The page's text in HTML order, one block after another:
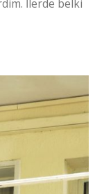
İlerde belki